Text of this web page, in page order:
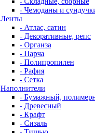
- Чемоданы и
Ленты
- Атлас, сатин
- Декоративные, репс
- Органза
- Парча
- Полипропилен
- Рафия
- Сетка
Наполнители
- Бумажный,
- Древесный
- Крафт
- Сизаль